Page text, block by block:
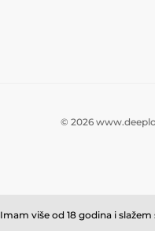
© 2026
Imam više od 18 godina i slažem